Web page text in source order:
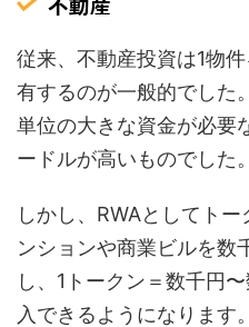
従来、不動産投資は1物
有するのが一般的でした
単位の大きな資金が必要
ードルが高いものでした。
しかし、RWAとしてト
ンションや商業ビルを数
し、1トークン＝数千円
入できるようになります